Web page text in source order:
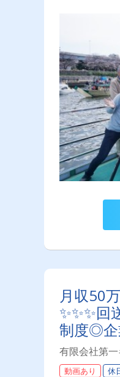
月収50
✨✨✨
制度◎企
有限会社第
動画あり 休